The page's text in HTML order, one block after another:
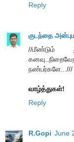
Reply
குடந்தை
//மீண்டும்
நண்பர்களே...///
வாழ்த்துகள்!
Reply
R.Gopi June